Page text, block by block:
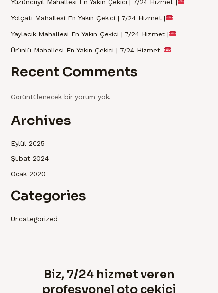
Yüzüncüyıl Mahallesi En Yakın Çekici | 7/24 Hizmet |
Yolçatı Mahallesi En Yakın Çekici | 7/24 Hizmet |
Yaylacık Mahallesi En Yakın Çekici | 7/24 Hizmet |
Ürünlü Mahallesi En Yakın Çekici | 7/24 Hizmet |
Recent Comments
Görüntülenecek bir yorum yok.
Archives
Eylül 2025
Şubat 2024
Ocak 2020
Categories
Uncategorized
Biz, 7/24 hizmet veren
profesyonel oto çekici